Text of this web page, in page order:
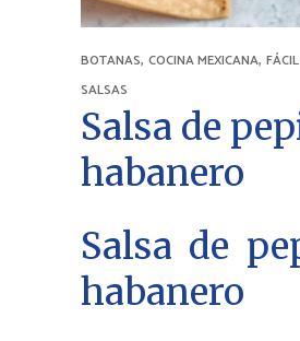
BOTANAS, COCINA MEXICANA,
SALSAS
Salsa de
habanero
Salsa de
habanero